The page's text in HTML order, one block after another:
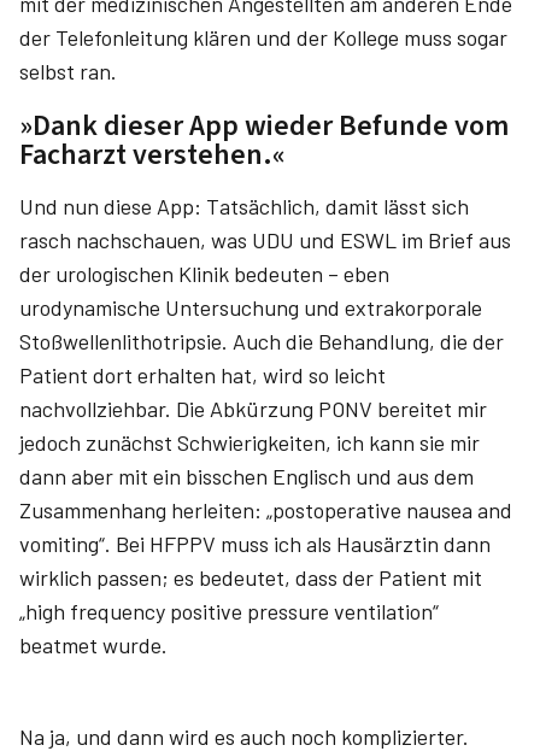
der Telefonleitung klären und der Kollege muss sogar
selbst ran.
»Dank dieser App wieder Befunde vom
Facharzt verstehen.«
Und nun diese App: Tatsächlich, damit lässt sich
rasch nachschauen, was UDU und ESWL im Brief aus
der urologischen Klinik bedeuten – eben
urodynamische Untersuchung und extrakorporale
Stoßwellenlithotripsie. Auch die Behandlung, die der
Patient dort erhalten hat, wird so leicht
nachvollziehbar. Die Abkürzung PONV bereitet mir
jedoch zunächst Schwierigkeiten, ich kann sie mir
dann aber mit ein bisschen Englisch und aus dem
Zusammenhang herleiten: „postoperative nausea and
vomiting“. Bei HFPPV muss ich als Hausärztin dann
wirklich passen; es bedeutet, dass der Patient mit
„high frequency positive pressure ventilation“
beatmet wurde.
Na ja, und dann wird es auch noch komplizierter.